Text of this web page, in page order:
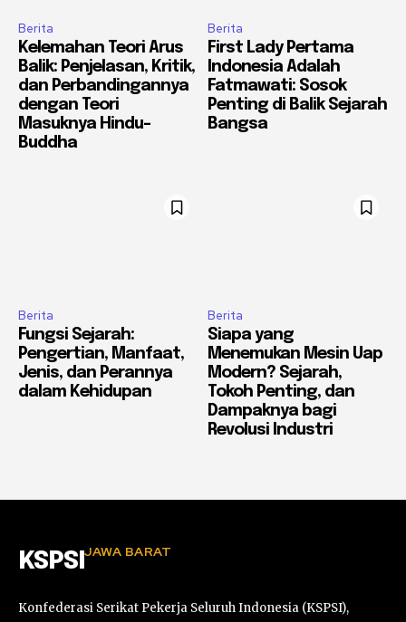
Berita
Kelemahan Teori Arus
Balik: Penjelasan, Kritik,
dan Perbandingannya
dengan Teori
Masuknya Hindu-
Buddha
Berita
First Lady Pertama
Indonesia Adalah
Fatmawati: Sosok
Penting di Balik Sejarah
Bangsa
Berita
Fungsi Sejarah:
Pengertian, Manfaat,
Jenis, dan Perannya
dalam Kehidupan
Berita
Siapa yang
Menemukan Mesin Uap
Modern? Sejarah,
Tokoh Penting, dan
Dampaknya bagi
Revolusi Industri
KSPSI JAWA BARAT
Konfederasi Serikat Pekerja Seluruh Indonesia (KSPSI),